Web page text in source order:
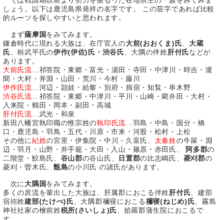
しょう。以下は鹿児島県発祥の名字です。 この苗字であれば比較
的ルーツを探しやすいと思われます。
まず薩摩国をみてみます。
鎌倉時代に現れる大族は、在庁官人の大前(おおくま)氏
大蔵
氏 、桓武平氏の伊作(伊佐)氏・渋谷氏 、大隅の伴姓肝付氏などが
あります。
大前氏流 …祁答院・東郷・富光・湯田・寺田・中津川・時吉・瀧
聞・大村・斧淵・山田・荒川・今村・藤川
伊作氏流 …河辺・頴娃・給黎・別府・揖宿・知覧・串木野
渋谷氏流 …祁答院・東郷・中津川・平川・山崎・藺弁田・大村・
入来院・鶴田・岡本・副田・高城
肝付氏流 …武光・和泉
新田八幡宮執印職の惟宗姓の執印氏流 …羽島・中島・国分・橋
口・鹿児島・羽鳥・五代・川原・市来・河股・松村・上松
その他に紀姓の宮里・伊集院・中川・久富氏、 太秦姓の牛屎・淵
辺・羽月・山野・井手籠・大田・入山・篠原・赤田氏、
阿多郡の
二階堂・鮫島氏、 谷山郡の谷山氏、 日置郡の比志嶋氏、 菱刈郡の
菱刈・曽木氏、 甑島の小川氏 の諸氏があります。
次に 大隅国をみてみます。
多くの庶流を輩出した大族は、肝属郡におこる伴姓肝付氏 、建部
宿祢姓建部(たけべ)氏 、大隅郡禰寝におこる禰寝(ねじめ)氏 、霧島
神社社家の檜前姓税所(さいしょ)氏 、姶羅郡蒲生院におこる で